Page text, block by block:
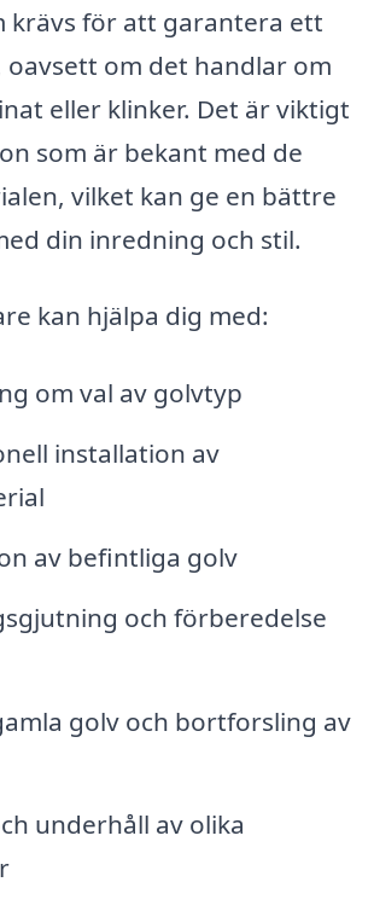
krävs för att garantera ett
om det handlar om
eller klinker. Det är viktigt
som är bekant med de
vilket kan ge en bättre
din inredning och stil.
kan hjälpa dig med:
om val av golvtyp
installation av
av befintliga golv
och förberedelse
golv och bortforsling av
underhåll av olika